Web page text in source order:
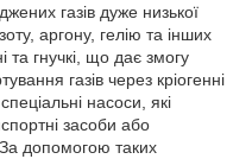
газів дуже низької
аргону, гелію та інших
та гнучкі, що дає змогу
газів через кріогенні
насоси, які
засоби або
допомогою таких